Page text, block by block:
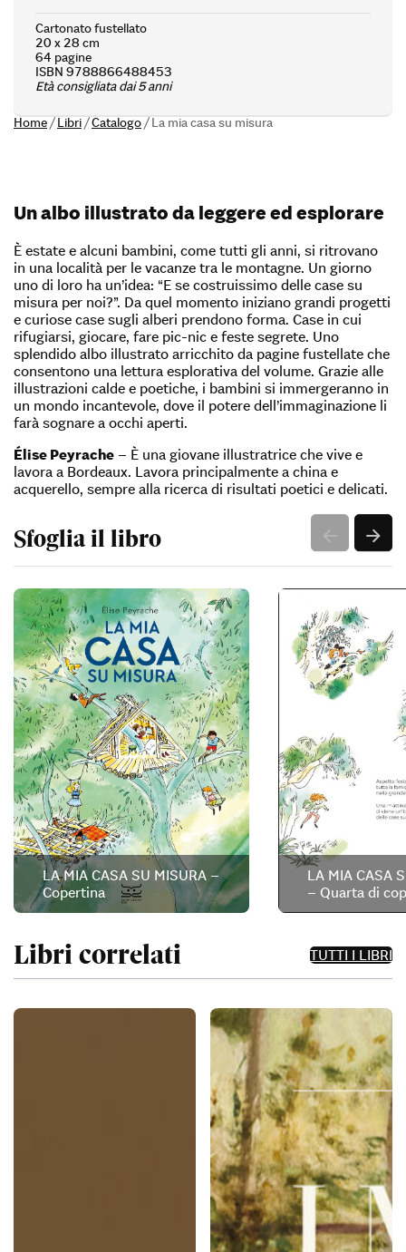
Cartonato fustellato
20 x 28 cm
64 pagine
ISBN 9788866488453
Età consigliata dai 5 anni
Home/Libri/Catalogo/La mia casa su misura
Un albo illustrato da leggere ed esplorare
È estate e alcuni bambini, come tutti gli anni, si ritrovano
in una località per le vacanze tra le montagne. Un giorno
uno di loro ha un’idea: “E se costruissimo delle case su
misura per noi?”. Da quel momento iniziano grandi progetti
e curiose case sugli alberi prendono forma. Case in cui
rifugiarsi, giocare, fare pic-nic e feste segrete. Uno
splendido albo illustrato arricchito da pagine fustellate che
consentono una lettura esplorativa del volume. Grazie alle
illustrazioni calde e poetiche, i bambini si immergeranno in
un mondo incantevole, dove il potere dell’immaginazione li
farà sognare a occhi aperti.
Élise Peyrache – È una giovane illustratrice che vive e
lavora a Bordeaux. Lavora principalmente a china e
acquerello, sempre alla ricerca di risultati poetici e delicati.
Sfoglia il libro
LA MIA CASA SU MISURA –
Copertina
LA MIA CASA
– Quarta di
Libri correlati TUTTI I LIBRI